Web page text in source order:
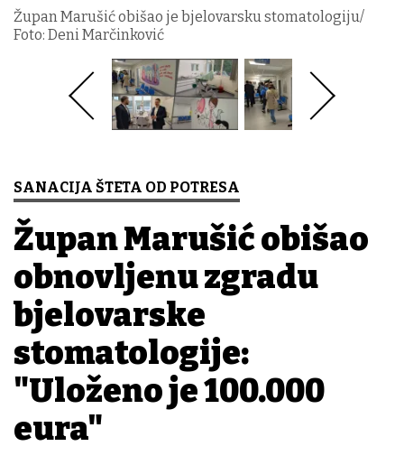
Župan Marušić obišao je bjelovarsku stomatologiju/
Foto: Deni Marčinković
SANACIJA ŠTETA OD POTRESA
Župan Marušić obišao
obnovljenu zgradu
bjelovarske
stomatologije:
"Uloženo je 100.000
eura"